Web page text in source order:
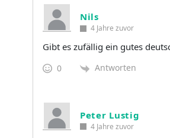
Nils
4 Jahre zuvor
Gibt es zufällig ein gutes
0 Antworten
Peter Lustig
4 Jahre zuvor